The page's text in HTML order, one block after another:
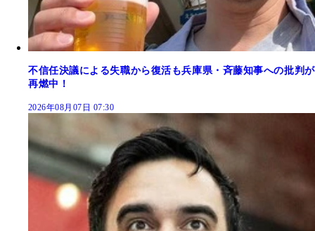
不信任決議による失職から復活も兵庫県・斉藤知事への批判が
再燃中！
2026年08月07日 07:30